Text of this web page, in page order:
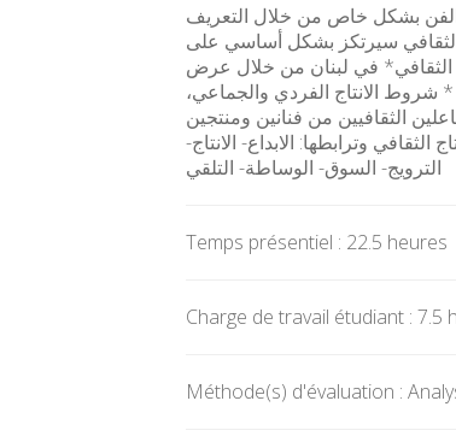
الفن بشكل خاص من خلال التعريف
الثقافي سيرتكز بشكل أساسي على
الثقافي* في لبنان من خلال عرض
شروط الانتاج الفردي والجماعي،
الثقافيين من فنانين ومنتجين
وترابطها: الابداع- الانتاج-
الترويج- السوق- الوساطة- التلقي
Temps présentiel : 22.5 heures
Charge de travail étudiant : 7.5
Méthode(s) d'évaluation :